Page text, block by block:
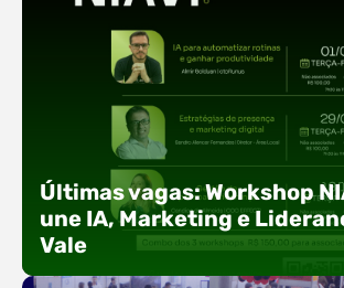
Últimas vagas: Workshop
une IA, Marketing e
Vale